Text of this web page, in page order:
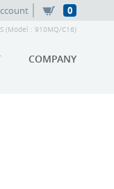
0
(Model : 910MQ/C16)
COMPANY